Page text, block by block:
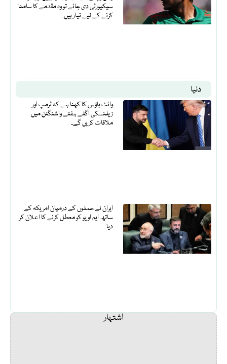
سیکیورٹی دی جائے تو وہ مقدمے کا سامنا
کرنے کے لیے تیار ہیں۔
دنیا
وائٹ ہاؤس کا کہنا ہے کہ ٹرمپ اور
زیلنسکی اگلے ہفتے واشنگٹن میں
ملاقات کریں گے۔
ایران نے حملوں کے درمیان امریکہ کے
ساتھ ایم او یو کو معطل کرنے کا اعلان کر
دیا۔
اشتہار